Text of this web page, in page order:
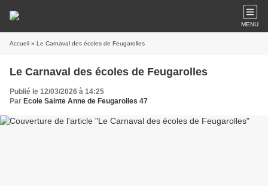
MENU
Accueil » Le Carnaval des écoles de Feugarolles
Le Carnaval des écoles de Feugarolles
Publié le 12/03/2026 à 14:25
Par Ecole Sainte Anne de Feugarolles 47